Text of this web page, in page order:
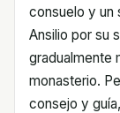
consuelo y un
Ansilio por su
gradualmente
monasterio.
consejo y